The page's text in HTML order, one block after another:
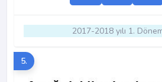
2017-2018 yılı 1.
5.